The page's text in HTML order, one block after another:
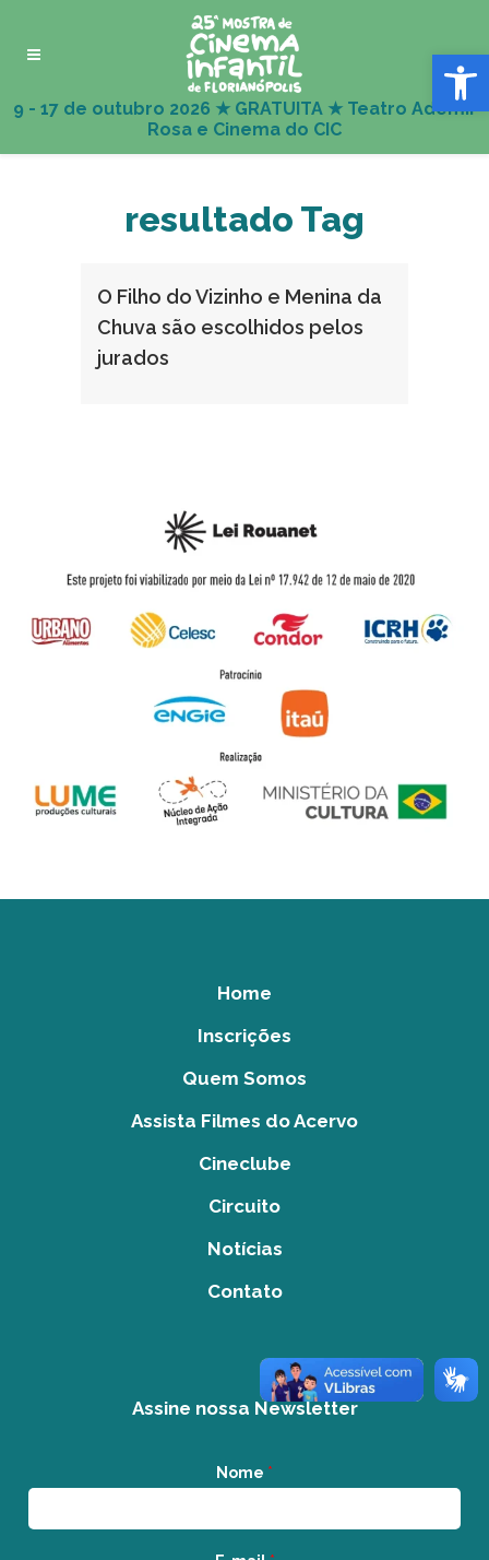
Abrir
resultado Tag
O Filho do Vizinho e Menina da
Chuva são escolhidos pelos
jurados
Home
Inscrições
Quem Somos
Assista Filmes do Acervo
Cineclube
Circuito
Notícias
Contato
Assine nossa Newsletter
Nome *